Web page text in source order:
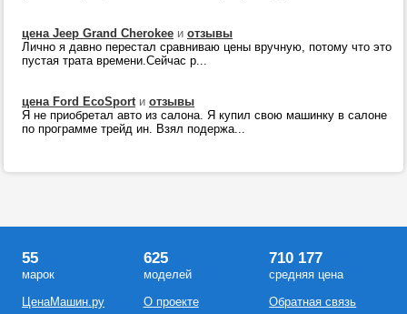
цена Jeep Grand Cherokee и отзывы
Лично я давно перестал сравниваю цены вручную, потому что это
пустая трата времени.Сейчас р...
цена Ford EcoSportи отзывы
Я не приобретал авто из салона. Я купил свою машинку в салоне
по программе трейд ин. Взял подержа...
55
марок
ЦенаМашин.ру
625
моделей
О проекте
710 177
средняя цена
Обратная связь